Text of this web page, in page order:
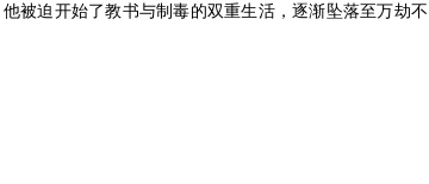
被迫开始了教书与制毒的双重生活，逐渐坠落至万劫不